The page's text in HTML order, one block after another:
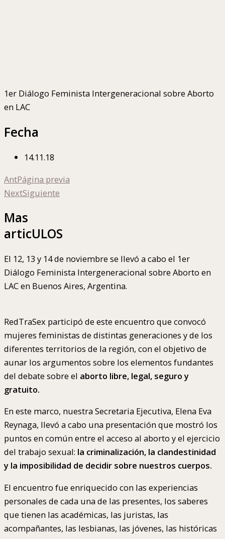
1er Diálogo Feminista Intergeneracional sobre Aborto
en LAC
Fecha
14.11.18
AntPágina previa
NextSiguiente
Mas
articULOS
El 12, 13 y 14 de noviembre se llevó a cabo el 1er
Diálogo Feminista Intergeneracional sobre Aborto en
LAC en Buenos Aires, Argentina.
RedTraSex participó de este encuentro que convocó
mujeres feministas de distintas generaciones y de los
diferentes territorios de la región, con el objetivo de
aunar los argumentos sobre los elementos fundantes
del debate sobre el aborto libre, legal, seguro y
gratuito.
En este marco, nuestra Secretaria Ejecutiva, Elena Eva
Reynaga, llevó a cabo una presentación que mostró los
puntos en común entre el acceso al aborto y el ejercicio
del trabajo sexual: la criminalización, la clandestinidad
y la imposibilidad de decidir sobre nuestros cuerpos.
El encuentro fue enriquecido con las experiencias
personales de cada una de las presentes, los saberes
que tienen las académicas, las juristas, las
acompañantes, las lesbianas, las jóvenes, las históricas